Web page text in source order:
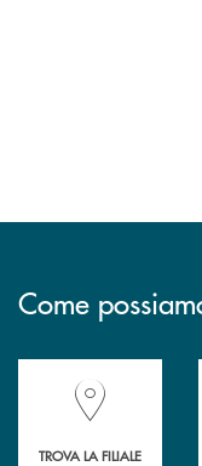
Come
Accedi all' elenco
TROVA LA FILIALE